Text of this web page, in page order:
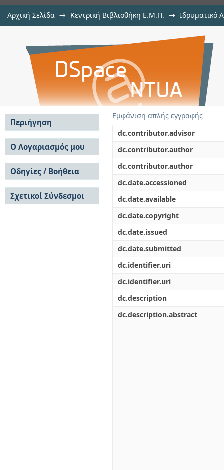
Αρχική Σελίδα → Κεντρική Βιβλιοθήκη Ε.Μ.Π. → Ιδρυματικό
Contact edge roughness in
evaluation
Εμφάνιση απλής εγγραφής
dc.contributor.advisor
dc.contributor.author
dc.contributor.author
dc.date.accessioned
dc.date.available
dc.date.copyright
dc.date.issued
dc.date.submitted
dc.identifier.uri
dc.identifier.uri
dc.description
dc.description.abstract
Περιήγηση
Σε όλο το DSpace
Κοινότητες & Συλλογές
Ανά Ημερομηνία
Έκδοσης
Συγγραφείς
Τίτλοι
Θέματα
Ο Λογαριασμός μου
Σύνδεση
Εγγραφή
Οδηγίες / Βοήθεια
Οδηγίες Υποβολής
Οδηγίες Χρήσης ΙΑ
Συχνές Ερωτήσεις
Σχετικοί Σύνδεσμοι